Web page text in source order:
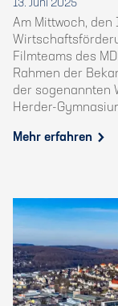
13. Juni 2025
Am Mittwoch, den
Filmteams des
Rahmen der
der sogenannten
Herder-
Mehr erfahren